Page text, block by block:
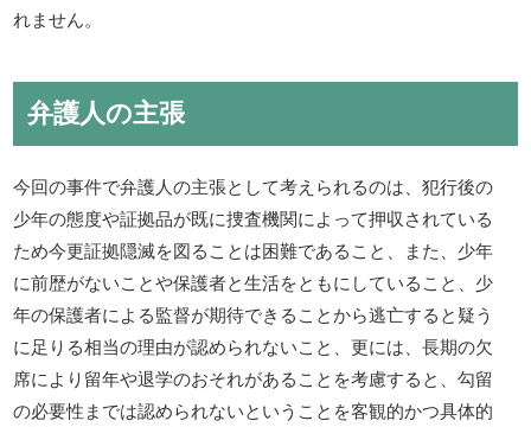
れません。
弁護人の主張
今回の事件で弁護人の主張として考えられるのは、犯行後の
少年の態度や証拠品が既に捜査機関によって押収されている
ため今更証拠隠滅を図ることは困難であること、また、少年
に前歴がないことや保護者と生活をともにしていること、少
年の保護者による監督が期待できることから逃亡すると疑う
に足りる相当の理由が認められないこと、更には、長期の欠
席により留年や退学のおそれがあることを考慮すると、勾留
の必要性までは認められないということを客観的かつ具体的